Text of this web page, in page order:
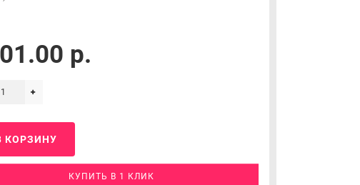
р.
КОРЗИНУ
КУПИТЬ В 1 КЛИК